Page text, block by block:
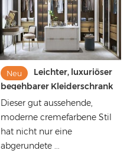
Neu
Leichter, luxuriöser
begehbarer Kleiderschrank
mit cremefarbener
Lackoberfläche und
abgerundeten Zierleisten
Dieser gut aussehende,
moderne cremefarbene Stil
hat nicht nur eine
abgerundete ...